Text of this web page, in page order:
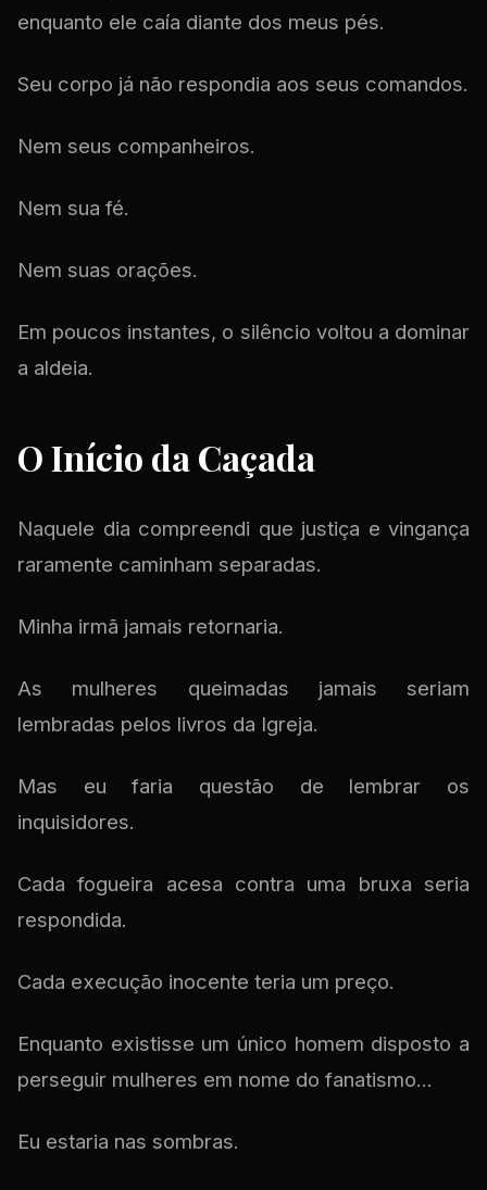
enquanto ele caía diante dos meus pés.
Seu corpo já não respondia aos seus comandos.
Nem seus companheiros.
Nem sua fé.
Nem suas orações.
Em poucos instantes, o silêncio voltou a dominar
a aldeia.
O Início da Caçada
Naquele dia compreendi que justiça e vingança
raramente caminham separadas.
Minha irmã jamais retornaria.
As mulheres queimadas jamais seriam
lembradas pelos livros da Igreja.
Mas eu faria questão de lembrar os
inquisidores.
Cada fogueira acesa contra uma bruxa seria
respondida.
Cada execução inocente teria um preço.
Enquanto existisse um único homem disposto a
perseguir mulheres em nome do fanatismo...
Eu estaria nas sombras.